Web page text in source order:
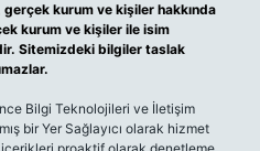
kurum ve kişiler hakkında
kurum ve kişiler ile isim
Sitemizdeki bilgiler taslak
Bilgi Teknolojileri ve İletişim
bir Yer Sağlayıcı olarak hizmet